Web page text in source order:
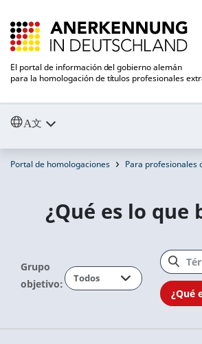
El portal de información del gobierno alemán
para la homologación de títulos profesionales
Portal de homologaciones Para profesionales
¿Qué es lo que
Grupo
objetivo:
¿Qué